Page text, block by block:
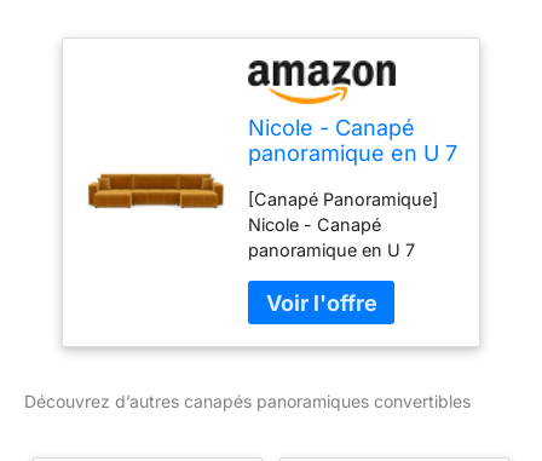
Nicole - Canapé
panoramique en U 7
avec coffre en tissu
[Canapé Panoramique]
Nicole - Canapé
panoramique en U 7
coffre en tissu offre une
assise XXL idéale pour
les grandes familles et
Découvrez d’autres canapés panoramiques convertibles